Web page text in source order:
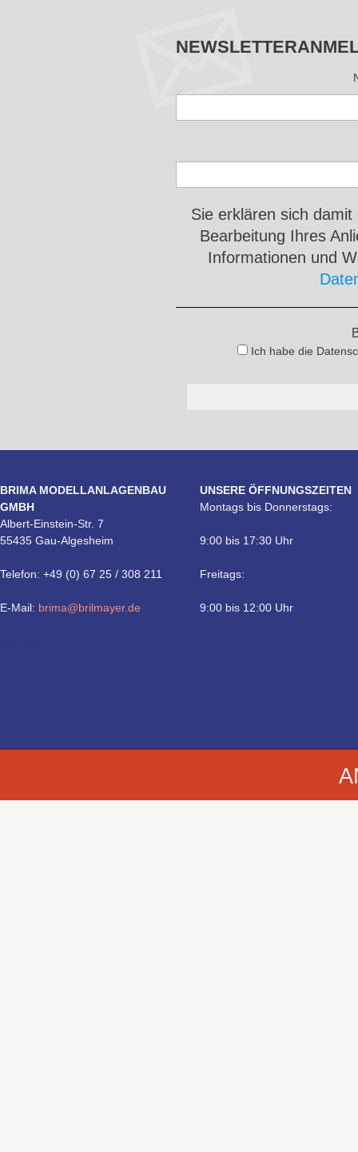
Sie erklären sich
Bearbeitung Ihres
Informationen und
Ich habe die
BRIMA MODELLANLAGENBAU
GMBH
Albert-Einstein-Str. 7
55435 Gau-Algesheim
Telefon: +49 (0) 67 25 / 308 211
E-Mail: brima@brilmayer.de
UNSERE ÖFFNUNGSZEITEN
Montags bis Donnerstags:
9:00 bis 17:30 Uhr
Freitags:
9:00 bis 12:00 Uhr